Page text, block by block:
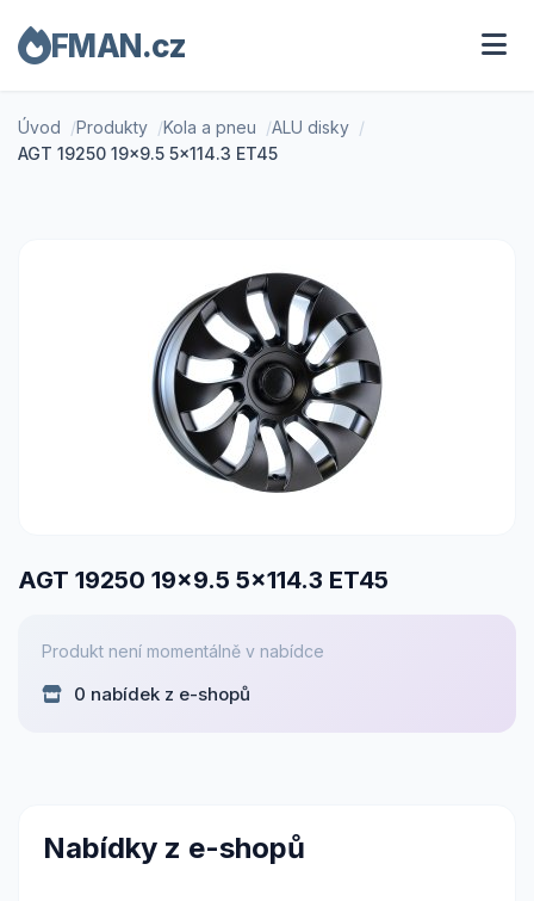
FMAN.cz
Úvod Produkty Kola a pneu
ALU disky
AGT 19250 19x9.5 5x114.3 ET45
AGT 19250 19x9.5 5x114.3 ET45
Produkt není momentálně v nabídce
0 nabídek z e-shopů
Nabídky z e-shopů